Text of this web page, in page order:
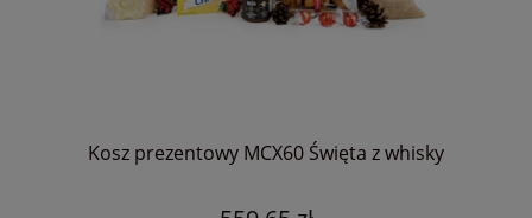
Kosz prezentowy MCX60 Święta z whisky